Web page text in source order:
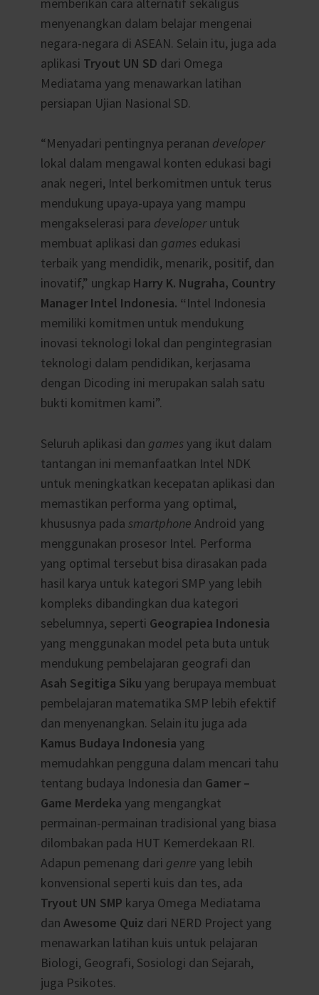
menyenangkan dalam belajar mengenai
negara-negara di ASEAN. Selain itu, juga ada
aplikasi Tryout UN SD dari Omega
Mediatama yang menawarkan latihan
persiapan Ujian Nasional SD.
“Menyadari pentingnya peranan developer
lokal dalam mengawal konten edukasi bagi
anak negeri, Intel berkomitmen untuk terus
mendukung upaya-upaya yang mampu
mengakselerasi para developeruntuk
membuat aplikasi dan games edukasi
terbaik yang mendidik, menarik, positif, dan
inovatif,” ungkap Harry K. Nugraha, Country
Manager Intel Indonesia. “Intel Indonesia
memiliki komitmen untuk mendukung
inovasi teknologi lokal dan pengintegrasian
teknologi dalam pendidikan, kerjasama
dengan Dicoding ini merupakan salah satu
bukti komitmen kami”.
Seluruh aplikasi dan games yang ikut dalam
tantangan ini memanfaatkan Intel NDK
untuk meningkatkan kecepatan aplikasi dan
memastikan performa yang optimal,
khususnya pada smartphone Android yang
menggunakan prosesor Intel. Performa
yang optimal tersebut bisa dirasakan pada
hasil karya untuk kategori SMP yang lebih
kompleks dibandingkan dua kategori
sebelumnya, seperti Geograpiea Indonesia
yang menggunakan model peta buta untuk
mendukung pembelajaran geografi dan
Asah Segitiga Siku yang berupaya membuat
pembelajaran matematika SMP lebih efektif
dan menyenangkan. Selain itu juga ada
Kamus Budaya Indonesia yang
memudahkan pengguna dalam mencari tahu
tentang budaya Indonesia dan Gamer –
Game Merdeka yang mengangkat
permainan-permainan tradisional yang biasa
dilombakan pada HUT Kemerdekaan RI.
Adapun pemenang dari genre yang lebih
konvensional seperti kuis dan tes, ada
Tryout UN SMP karya Omega Mediatama
dan Awesome Quiz dari NERD Project yang
menawarkan latihan kuis untuk pelajaran
Biologi, Geografi, Sosiologi dan Sejarah,
juga Psikotes.